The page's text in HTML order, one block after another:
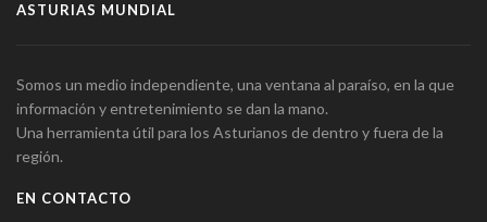
ASTURIAS MUNDIAL
Somos un medio independiente, una ventana al paraíso, en la que
información y entretenimiento se dan la mano.
Una herramienta útil para los Asturianos de dentro y fuera de la
región.
EN CONTACTO